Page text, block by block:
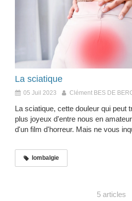
La sciatique
05 Juil 2023 Clément BES DE
La sciatique, cette douleur qui peut
plus joyeux d'entre nous en
d'un film d'horreur. Mais ne vous
lombalgie
5 articles